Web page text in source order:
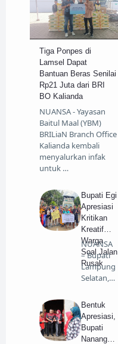
Tiga Ponpes di
Lamsel Dapat
Bantuan Beras Senilai
Rp21 Juta dari BRI
BO Kalianda
NUANSA - Yayasan
Baitul Maal (YBM)
BRILiaN Branch Office
Kalianda kembali
menyalurkan infak
untuk …
Bupati Egi
Apresiasi
Kritikan
Kreatif
Warga
Soal Jalan
Rusak
NUANSA
– Bupati
Lampung
Selatan,
Egi Pra…
Bentuk
Apresiasi,
Bupati
Nanang